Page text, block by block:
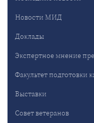
Новости МИД
Доклады
Экспертное мнение
Факультет
Выставки
Совет ветеранов